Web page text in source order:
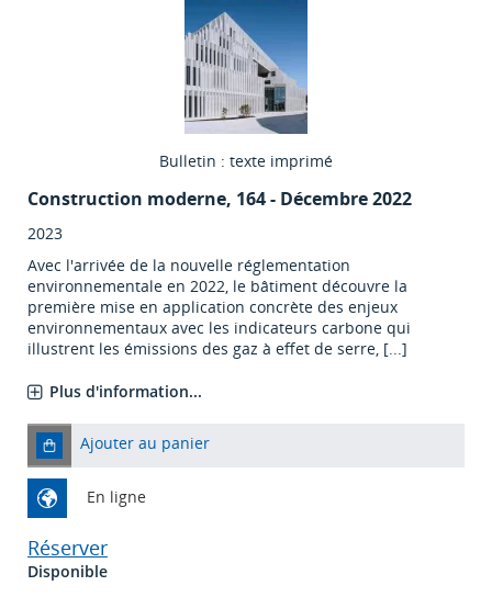
Bulletin : texte imprimé
Construction moderne, 164 - Décembre 2022
2023
Avec l'arrivée de la nouvelle réglementation
environnementale en 2022, le bâtiment découvre la
première mise en application concrète des enjeux
environnementaux avec les indicateurs carbone qui
illustrent les émissions des gaz à effet de serre, [...]
Plus d'information...
Ajouter au panier
En ligne
Réserver
Disponible